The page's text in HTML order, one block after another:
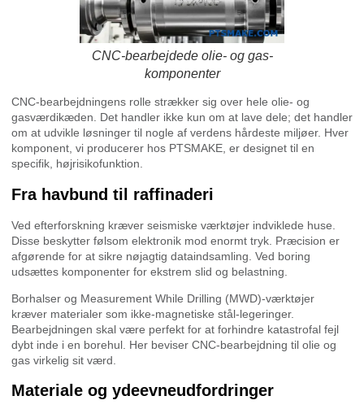
CNC-bearbejdede olie- og gas-
komponenter
CNC-bearbejdningens rolle strækker sig over hele olie- og
gasværdikæden. Det handler ikke kun om at lave dele; det handler
om at udvikle løsninger til nogle af verdens hårdeste miljøer. Hver
komponent, vi producerer hos PTSMAKE, er designet til en
specifik, højrisikofunktion.
Fra havbund til raffinaderi
Ved efterforskning kræver seismiske værktøjer indviklede huse.
Disse beskytter følsom elektronik mod enormt tryk. Præcision er
afgørende for at sikre nøjagtig dataindsamling. Ved boring
udsættes komponenter for ekstrem slid og belastning.
Borhalser og Measurement While Drilling (MWD)-værktøjer
kræver materialer som ikke-magnetiske stål-legeringer.
Bearbejdningen skal være perfekt for at forhindre katastrofal fejl
dybt inde i en borehul. Her beviser CNC-bearbejdning til olie og
gas virkelig sit værd.
Materiale og ydeevneudfordringer